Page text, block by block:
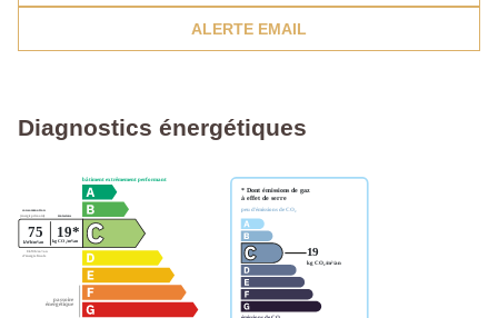
ALERTE EMAIL
Diagnostics énergétiques